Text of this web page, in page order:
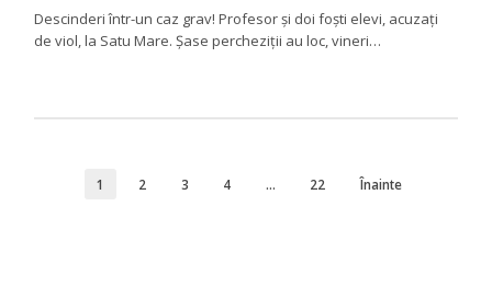
Descinderi într-un caz grav! Profesor și doi foști elevi, acuzați
de viol, la Satu Mare. Şase percheziţii au loc, vineri…
1 2 3 4 … 22 Înainte